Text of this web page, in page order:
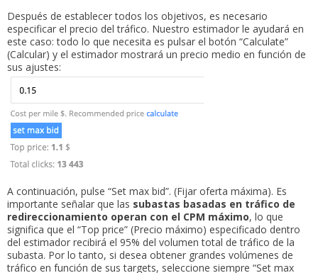
Después de establecer todos los objetivos, es necesario
especificar el precio del tráfico. Nuestro estimador le ayudará en
este caso: todo lo que necesita es pulsar el botón “Calculate”
(Calcular) y el estimador mostrará un precio medio en función de
sus ajustes:
A continuación, pulse “Set max bid”. (Fijar oferta máxima). Es
importante señalar que las subastas basadas en tráfico de
redireccionamiento operan con el CPM máximo, lo que
significa que el “Top price” (Precio máximo) especificado dentro
del estimador recibirá el 95% del volumen total de tráfico de la
subasta. Por lo tanto, si desea obtener grandes volúmenes de
tráfico en función de sus targets, seleccione siempre “Set max